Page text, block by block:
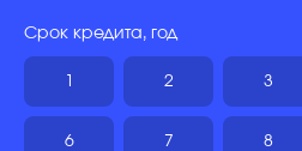
Срок кредита, год
2 3
6 7 8